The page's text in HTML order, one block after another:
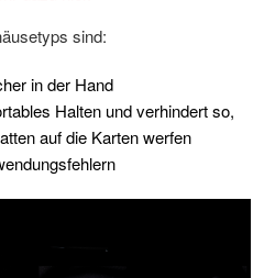
sind:
in der Hand
Halten und verhindert so,
auf die Karten werfen